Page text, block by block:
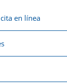
en línea